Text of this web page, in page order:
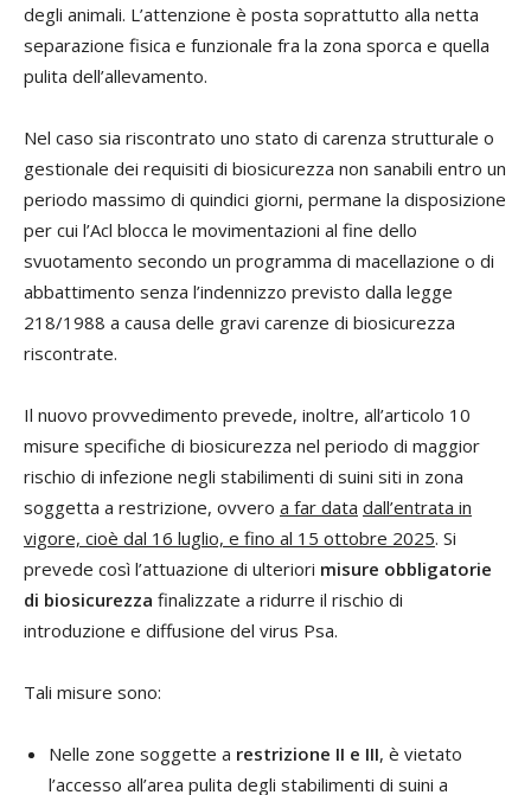
degli animali. L’attenzione è posta soprattutto alla netta
separazione fisica e funzionale fra la zona sporca e quella
pulita dell’allevamento.
Nel caso sia riscontrato uno stato di carenza strutturale o
gestionale dei requisiti di biosicurezza non sanabili entro un
periodo massimo di quindici giorni, permane la disposizione
per cui l’Acl blocca le movimentazioni al fine dello
svuotamento secondo un programma di macellazione o di
abbattimento senza l’indennizzo previsto dalla legge
218/1988 a causa delle gravi carenze di biosicurezza
riscontrate.
Il nuovo provvedimento prevede, inoltre, all’articolo 10
misure specifiche di biosicurezza nel periodo di maggior
rischio di infezione negli stabilimenti di suini siti in zona
soggetta a restrizione, ovvero a far data dall’entrata in
vigore, cioè dal 16 luglio, e fino al 15 ottobre 2025. Si
prevede così l’attuazione di ulteriori misure obbligatorie
di biosicurezza finalizzate a ridurre il rischio di
introduzione e diffusione del virus Psa.
Tali misure sono:
Nelle zone soggette a restrizione II e III, è vietato
l’accesso all’area pulita degli stabilimenti di suini a